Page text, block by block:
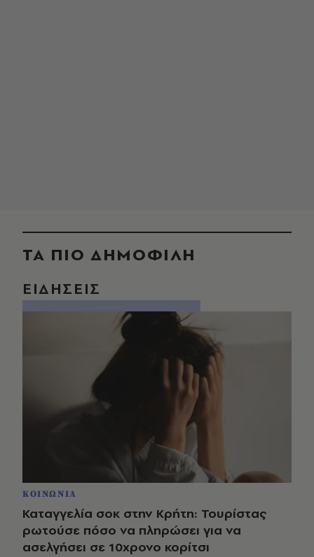
ΤΑ ΠΙΟ ΔΗΜΟΦΙΛΗ
ΕΙΔΗΣΕΙΣ
ΚΟΙΝΩΝΙΑ
Καταγγελία σοκ στην Κρήτη: Τουρίστας
ρωτούσε πόσο να πληρώσει για να
ασελγήσει σε 10χρονο κορίτσι